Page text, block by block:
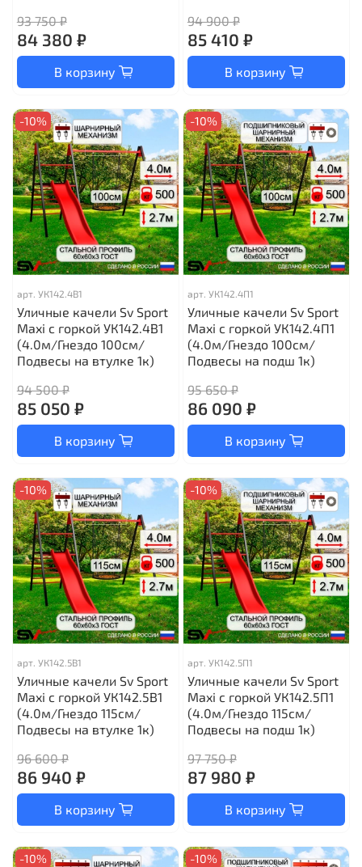
93 750 ₽
84 380 ₽
В корзину
94 900 ₽
85 410 ₽
В корзину
-10%
арт. УК142.4В1
Уличные качели Sv Sport
Maxi с горкой УК142.4В1
(4.0м/Гнездо 100см/
Подвесы на втулке 1к)
94 500 ₽
85 050 ₽
В корзину
-10%
арт. УК142.4П1
Уличные качели Sv Sport
Maxi с горкой УК142.4П1
(4.0м/Гнездо 100см/
Подвесы на подш 1к)
95 650 ₽
86 090 ₽
В корзину
-10%
арт. УК142.5В1
Уличные качели Sv Sport
Maxi с горкой УК142.5В1
(4.0м/Гнездо 115см/
Подвесы на втулке 1к)
96 600 ₽
86 940 ₽
В корзину
-10%
арт. УК142.5П1
Уличные качели Sv Sport
Maxi с горкой УК142.5П1
(4.0м/Гнездо 115см/
Подвесы на подш 1к)
97 750 ₽
87 980 ₽
В корзину
-10% -10%